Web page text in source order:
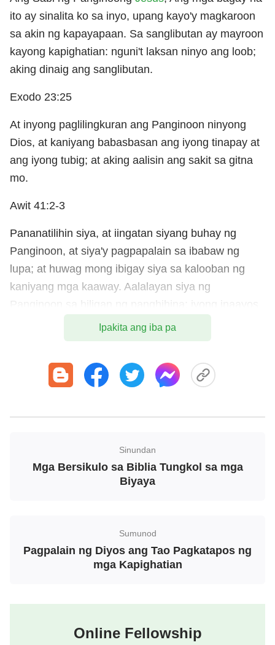
ito ay sinalita ko sa inyo, upang kayo'y magkaroon
sa akin ng kapayapaan. Sa sanglibutan ay mayroon
kayong kapighatian: nguni't laksan ninyo ang loob;
aking dinaig ang sanglibutan.
Exodo 23:25
At inyong paglilingkuran ang Panginoon ninyong
Dios, at kaniyang babasbasan ang iyong tinapay at
ang iyong tubig; at aking aalisin ang sakit sa gitna
mo.
Awit 41:2-3
Pananatilihin siya, at iingatan siyang buhay ng
Panginoon, at siya'y pagpapalain sa ibabaw ng
lupa; at huwag mong ibigay siya sa kalooban ng
kaniyang mga kaaway. Aalalayan siya ng
ang buo niyang higaan sa kaniyang pagkakasakit.
Sapagka't nalalaman ko ang mga pagiisip na aking
Ipakita ang iba pa
Sinundan
Mga Bersikulo sa Biblia Tungkol sa mga
Biyaya
Sumunod
Pagpalain ng Diyos ang Tao Pagkatapos ng
mga Kapighatian
Online Fellowship